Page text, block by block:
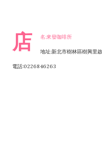
店 名:來發咖啡所
地址:新北市樹林區樹興里
電話:0226846263